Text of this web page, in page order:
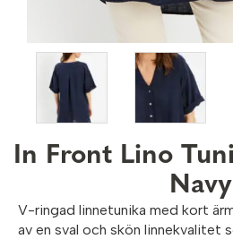
In Front Lino
Navy
V-ringad linnetunika med kort
av en sval och skön linnekvalitet